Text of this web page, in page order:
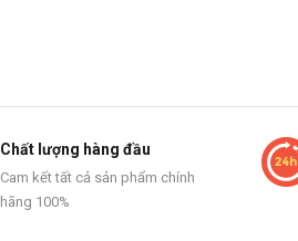
Chất lượng hàng đầu
Cam kết tất cả sản phẩm chính
hãng 100%